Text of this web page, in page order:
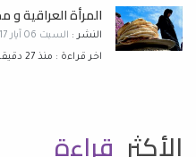
المرأة العراقية و
النشر : السبت 06 آيار 2017
اخر قراءة : منذ 27 دقيقة
الأكثر قراءة